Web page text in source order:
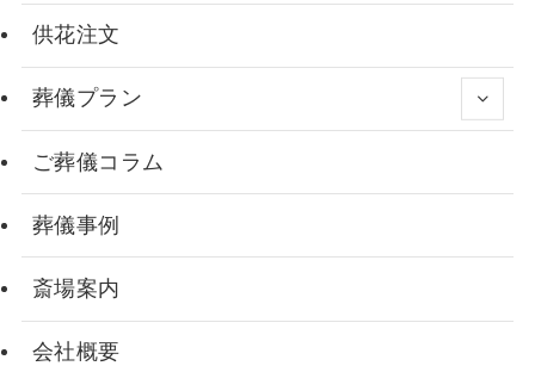
供花注文
葬儀プラン
ご葬儀コラム
葬儀事例
斎場案内
会社概要